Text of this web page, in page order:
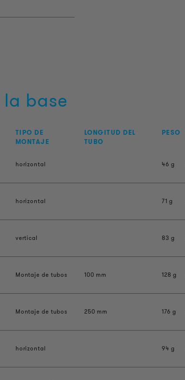
base
TIPO DE
MONTAJE
LONGITUD DEL
TUBO
PESO
horizontal 46 g
horizontal 71 g
vertical 83 g
Montaje de tubos 100 mm 128 g
Montaje de tubos 250 mm 176 g
horizontal 94 g